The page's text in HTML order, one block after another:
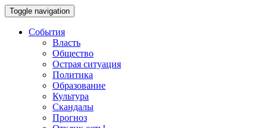
Toggle navigation
События
Власть
Общество
Острая ситуация
Политика
Образование
Культура
Скандалы
Прогноз